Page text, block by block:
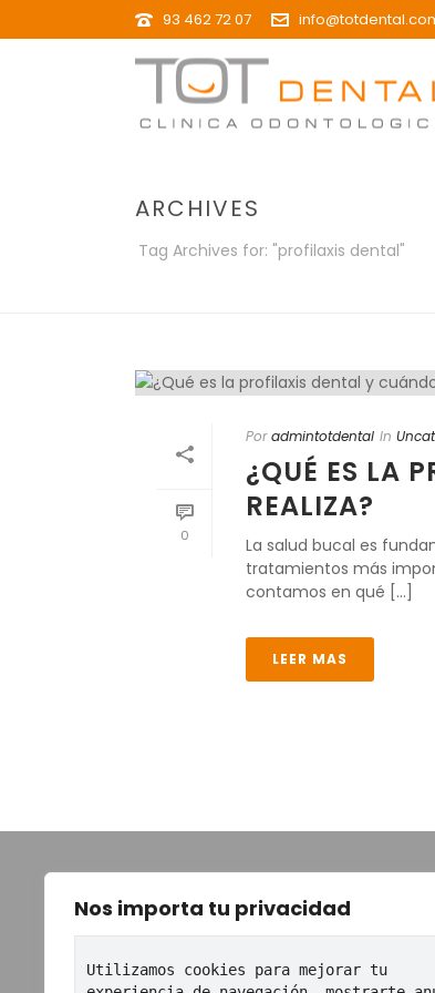
Nos importa tu privacidad
Utilizamos cookies para mejorar tu
93 462 72 07
ARCHIVES
Tag Archives for: "profilaxis dental"
0
Por admintotdental In
¿QUÉ ES LA
REALIZA?
La salud bucal es
tratamientos más
contamos en qué [...]
LEER MAS